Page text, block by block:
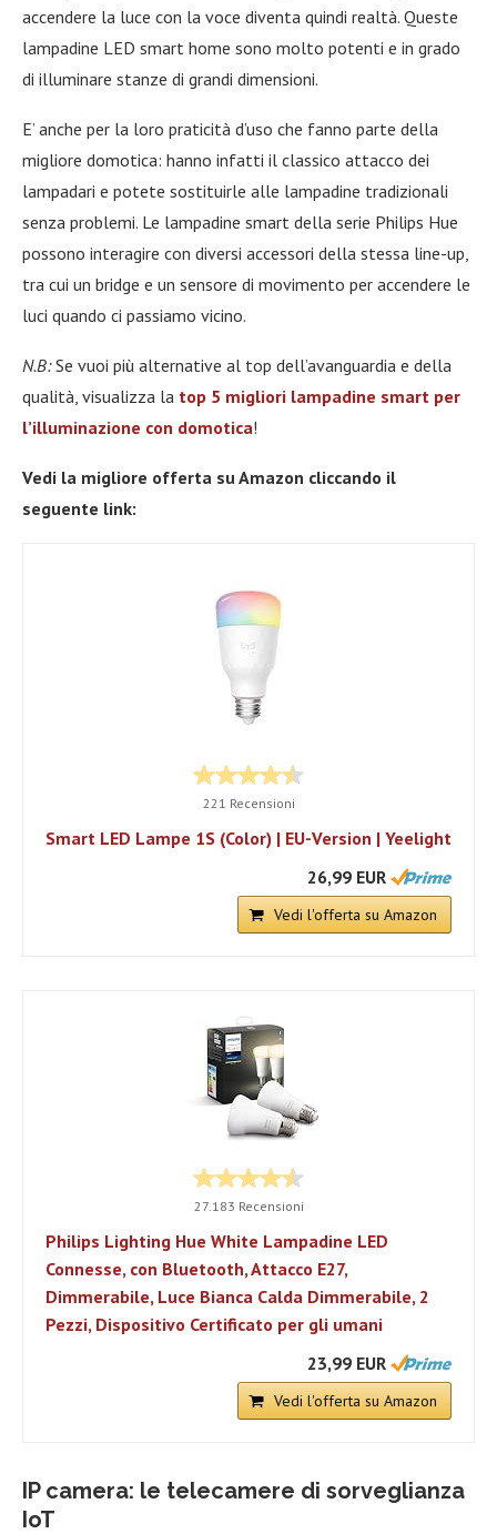
accendere la luce con la voce diventa quindi realtà. Queste
lampadine LED smart home sono molto potenti e in grado
di illuminare stanze di grandi dimensioni.
E’ anche per la loro praticità d’uso che fanno parte della
migliore domotica: hanno infatti il classico attacco dei
lampadari e potete sostituirle alle lampadine tradizionali
senza problemi. Le lampadine smart della serie Philips Hue
possono interagire con diversi accessori della stessa line-up,
tra cui un bridge e un sensore di movimento per accendere le
luci quando ci passiamo vicino.
N.B:Se vuoi più alternative al top dell’avanguardia e della
qualità, visualizza la top 5 migliori lampadine smart per
l’illuminazione con domotica!
Vedi la migliore offerta su Amazon cliccando il
seguente link:
221 Recensioni
Smart LED Lampe 1S (Color) | EU-Version | Yeelight
26,99 EUR
Vedi l'offerta su Amazon
27.183 Recensioni
Philips Lighting Hue White Lampadine LED
Connesse, con Bluetooth, Attacco E27,
Dimmerabile, Luce Bianca Calda Dimmerabile, 2
Pezzi, Dispositivo Certificato per gli umani
23,99 EUR
Vedi l'offerta su Amazon
IP camera: le telecamere di sorveglianza
IoT